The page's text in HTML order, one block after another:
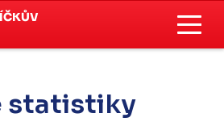
statistiky